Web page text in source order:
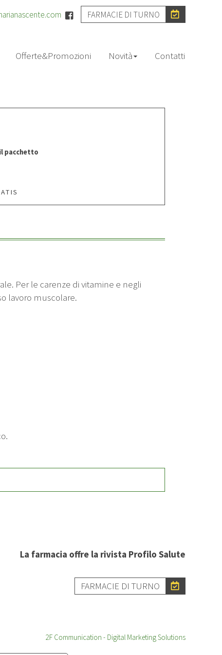
FARMACIE DI TURNO
Offerte&Promozioni Novità Contatti
pacchetto
Per le carenze di vitamine e negli
lavoro muscolare.
La farmacia offre la rivista Profilo Salute
FARMACIE DI TURNO
2F Communication - Digital Marketing Solutions